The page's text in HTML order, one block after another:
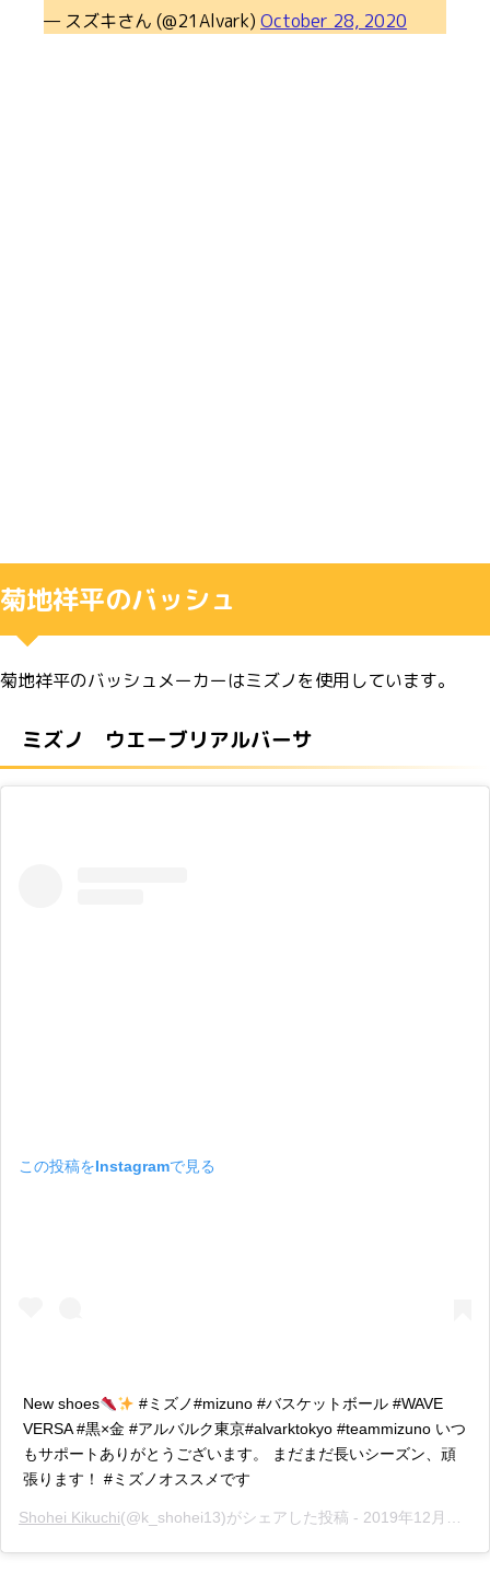
— スズキさん (@21Alvark) October 28, 2020
菊地祥平のバッシュ
菊地祥平のバッシュメーカーはミズノを使用しています。
ミズノ ウエーブリアルバーサ
この投稿をInstagramで見る
New shoes
#ミズノ#mizuno #バスケットボール #WAVE
VERSA #黒×金 #アルバルク東京#alvarktokyo #teammizuno いつ
もサポートありがとうございます。 まだまだ長いシーズン、頑
張ります！ #ミズノオススメです
Shohei Kikuchi(@k_shohei13)がシェアした投稿 - 2019年12月月12日午後11時33分PST